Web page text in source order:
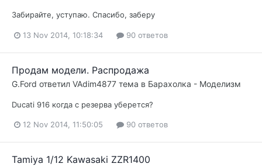
Забирайте, уступаю. Спасибо, заберу
13 Nov 2014, 10:18:34 90 ответов
Продам модели. Распродажа
G.Ford ответил VAdim4877 тема в Барахолка - Моделизм
Ducati 916 когда с резерва уберется?
12 Nov 2014, 11:50:05 90 ответов
Tamiya 1/12 Kawasaki ZZR1400